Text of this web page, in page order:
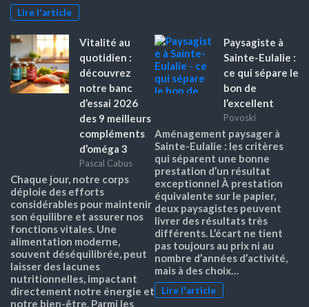
Lire l'article
Vitalité au
quotidien :
découvrez
notre banc
d’essai 2026
des 9 meilleurs
compléments
d’oméga 3
Pascal Cabus
Chaque jour, notre corps
déploie des efforts
considérables pour maintenir
son équilibre et assurer nos
fonctions vitales. Une
alimentation moderne,
souvent déséquilibrée, peut
laisser des lacunes
nutritionnelles, impactant
directement notre énergie et
notre bien-être. Parmi les
Paysagiste à
Sainte-Eulalie :
ce qui sépare le
bon de
l’excellent
Povoski
Aménagement paysager à
Sainte-Eulalie : les critères
qui séparent une bonne
prestation d’un résultat
exceptionnel À prestation
équivalente sur le papier,
deux paysagistes peuvent
livrer des résultats très
différents. L’écart ne tient
pas toujours au prix ni au
nombre d’années d’activité,
mais à des choix…
Lire l'article